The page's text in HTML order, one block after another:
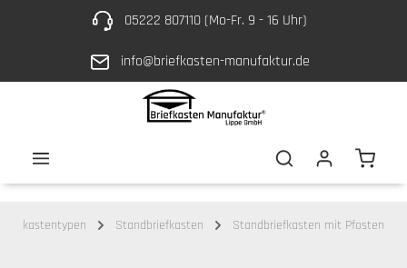
Zum Hauptinhalt springen05222 807110 (Mo-Fr. 9 - 16 Uhr)
info@briefkasten-manufaktur.de
Briefkastentypen Standbriefkasten Standbriefkasten mit Pfosten